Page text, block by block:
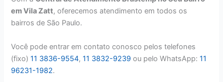
em Vila Zatt, oferecemos atendimento em todos os
bairros de São Paulo.
Você pode entrar em contato conosco pelos telefones
(fixo)11 3836-9554,11 3832-9239 ou pelo WhatsApp:11
96231-1982.